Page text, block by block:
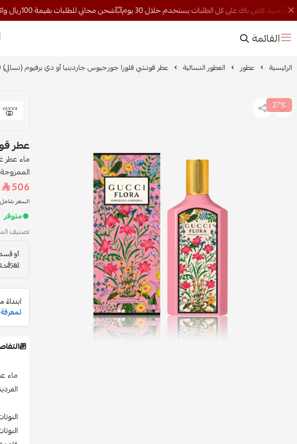
القائمة
الرئيسية عطور العطور النسائية عطر قوتشي فلورا جورجيوس جاردينيا أو دي برفيوم (نسائي) 100مل
27%
عطر
ماء عطر
506
السعر شامل
متوفر
تصنيف
ماء